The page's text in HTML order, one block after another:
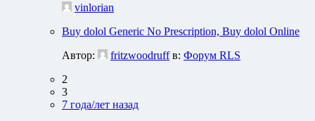
vinlorian
Buy dolol Generic No Prescription, Buy dolol Online
Автор:
fritzwoodruff в: Форум RLS
2
3
7 года/лет назад